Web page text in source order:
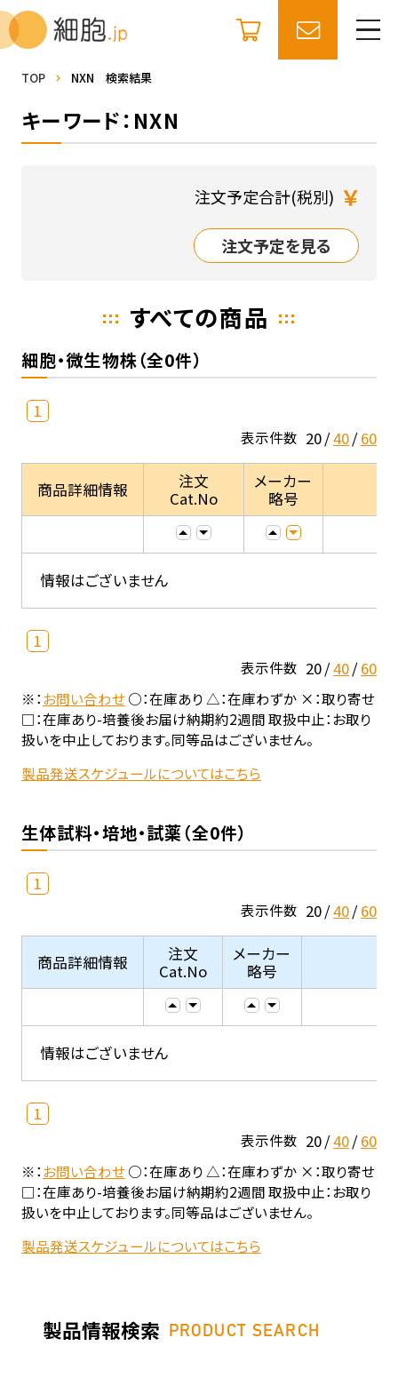
TOP NXN 検索結果
キーワード：NXN
注文予定合計(税別) ￥
注文予定を見る
すべての商品
細胞・微生物株（全0件）
1
表示件数 20 40 60
商品詳細情報
注文
Cat.No
メーカー
略号
情報はございません
1
表示件数 20 40 60
※：お問い合わせ○：在庫あり △：在庫わずか ×：取り寄せ
□：在庫あり-培養後お届け納期約2週間 取扱中止：お取り
扱いを中止しております。同等品はございません。
製品発送スケジュールについてはこちら
生体試料・培地・試薬（全0件）
1
表示件数 20 40 60
商品詳細情報
注文
Cat.No
メーカー
略号
情報はございません
1
表示件数 20 40 60
※：お問い合わせ○：在庫あり △：在庫わずか ×：取り寄せ
□：在庫あり-培養後お届け納期約2週間 取扱中止：お取り
扱いを中止しております。同等品はございません。
製品発送スケジュールについてはこちら
製品情報検索 PRODUCT SEARCH